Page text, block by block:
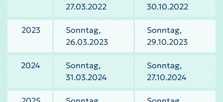
27.03.2022
30.10.2022
2023
Sonntag,
26.03.2023
Sonntag,
29.10.2023
2024
Sonntag,
31.03.2024
Sonntag,
27.10.2024